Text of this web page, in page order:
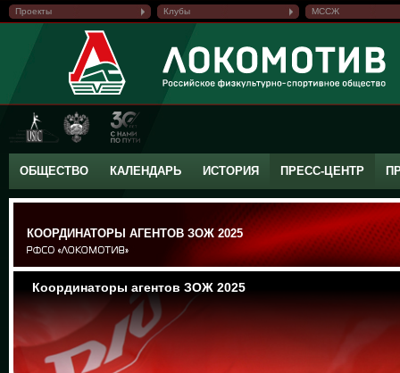
Проекты Клубы МССЖ
ОБЩЕСТВО КАЛЕНДАРЬ ИСТОРИЯ ПРЕСС-ЦЕНТР
КООРДИНАТОРЫ АГЕНТОВ ЗОЖ 2025